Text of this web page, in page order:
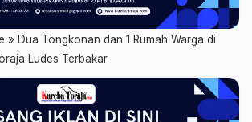
» Dua Tongkonan dan 1 Rumah Warga di
Ludes Terbakar